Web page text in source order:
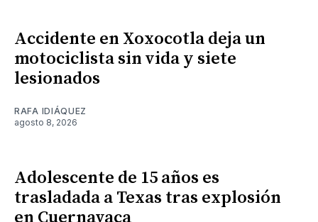
Accidente en Xoxocotla deja un
motociclista sin vida y siete
lesionados
RAFA IDIÁQUEZ
agosto 8, 2026
Adolescente de 15 años es
trasladada a Texas tras explosión